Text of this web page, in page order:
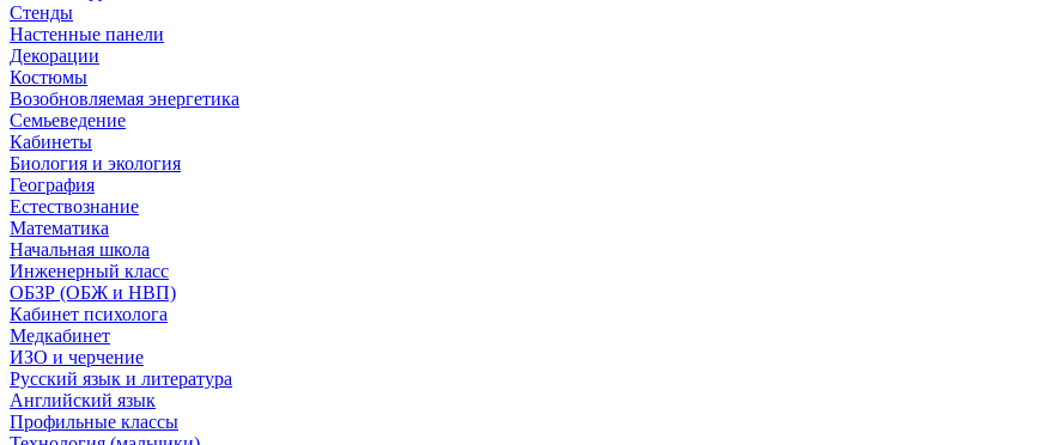
Стенды
Настенные панели
Декорации
Костюмы
Возобновляемая энергетика
Семьеведение
Кабинеты
Биология и экология
География
Естествознание
Математика
Начальная школа
Инженерный класс
ОБЗР (ОБЖ и НВП)
Кабинет психолога
Медкабинет
ИЗО и черчение
Русский язык и литература
Английский язык
Профильные классы